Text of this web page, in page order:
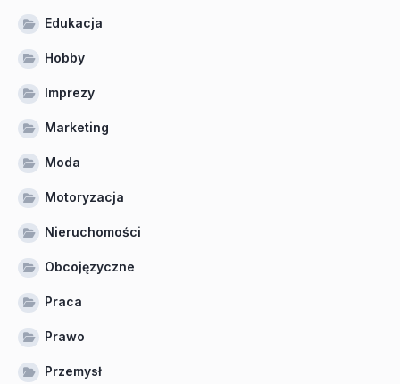
Edukacja
Hobby
Imprezy
Marketing
Moda
Motoryzacja
Nieruchomości
Obcojęzyczne
Praca
Prawo
Przemysł